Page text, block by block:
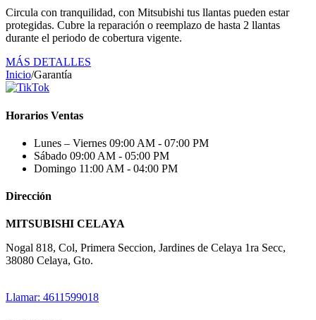
Circula con tranquilidad, con Mitsubishi tus llantas pueden estar
protegidas. Cubre la reparación o reemplazo de hasta 2 llantas
durante el periodo de cobertura vigente.
MÁS DETALLES
Inicio/Garantía
Horarios Ventas
Lunes – Viernes 09:00 AM - 07:00 PM
Sábado 09:00 AM - 05:00 PM
Domingo 11:00 AM - 04:00 PM
Dirección
MITSUBISHI CELAYA
Nogal 818, Col, Primera Seccion, Jardines de Celaya 1ra Secc,
38080 Celaya, Gto.
Llamar: 4611599018